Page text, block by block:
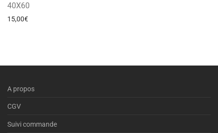
40X60
15,00€
A propos
CGV
Suivi commande